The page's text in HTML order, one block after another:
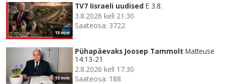
15 min
TV7 Iisraeli uudised E 3.8.
3.8.2026 kell 21.30
Saateosa: 3722
15 min
Pühapäevaks Joosep Tammolt Matteuse
14:13-21
2.8.2026 kell 17.30
Saateosa: 188